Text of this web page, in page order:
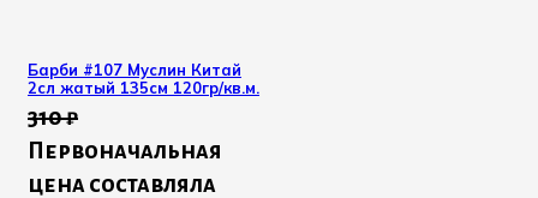
Барби #107 Муслин Китай
2сл жатый 135см 120гр/кв.м.
310₽
Первоначальная
цена составляла